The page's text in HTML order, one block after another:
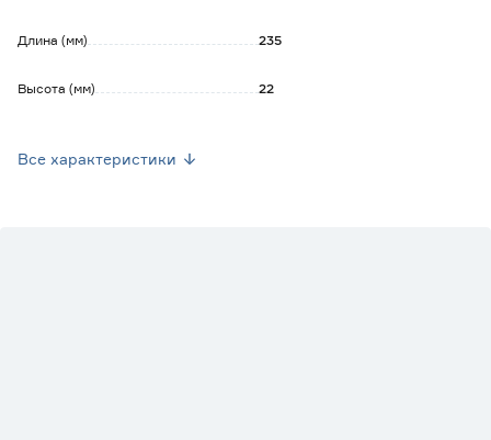
Длина (мм) 235
Высота (мм) 22
Все характеристики